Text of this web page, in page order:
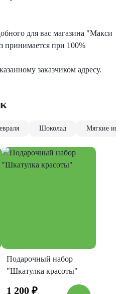
для вас магазина "Макси
принимается при 100%
заказчиком адресу.
Шоколад Мягкие
Подарочный набор
"Шкатулка красоты"
1 200 ₽